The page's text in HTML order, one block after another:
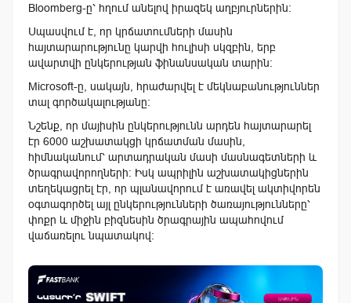
Bloomberg-ը՝ հղում անելով իրազեկ աղբյուրներին։
Սպասվում է, որ կրճատումների մասին
հայտարարությունը կարվի հուլիսի սկզբին, երբ
ավարտվի ընկերության ֆինանսական տարին։
Microsoft-ը, սակայն, հրաժարվել է մեկնաբանություններ
տալ գործակալությանը։
Նշենք, որ մայիսին ընկերությունն արդեն հայտարարել
էր 6000 աշխատակցի կրճատման մասին,
հիմնականում՝ արտադրական մասի մասնագետների և
ծրագրավորողների։ Իսկ ապրիլին աշխատակիցներին
տեղեկացրել էր, որ պլանավորում է առավել ակտիվորեն
օգտագործել այլ ընկերությունների ծառայությունները՝
փոքր և միջին բիզնեսին ծրագրային ապահովում
վաճառելու նպատակով։